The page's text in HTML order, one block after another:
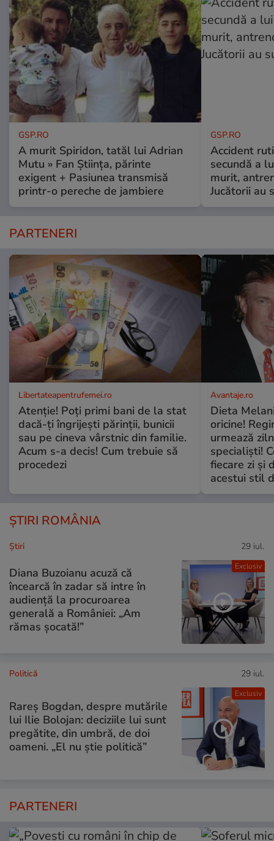
GSP.RO
A murit Spiridon, tatăl lui Adrian
Mutu » Fan Știința, părinte
exigent + Pasiunea transmisă
printr-o pereche de jambiere
GSP.RO
Accident
secundă a
murit,
Jucătorii au
PARTENERI
Libertateapentrufemei.ro
Atenție! Poți primi bani de la stat
dacă-ți îngrijești părinții, bunicii
sau pe cineva vârstnic din familie.
Acum s-a decis! Cum trebuie să
procedezi
Avantaje.ro
Dieta
oricine!
urmează
specialiști!
fiecare zi și
acestui stil
ȘTIRI ROMÂNIA
Exclusiv
Ştiri 29 iul.
Diana Buzoianu acuză că
încearcă în zadar să intre în
audiență la procuroarea
generală a României: „Am
rămas șocată!”
Exclusiv
Politică 29 iul.
Rareș Bogdan, despre mutările
lui Ilie Bolojan: deciziile lui sunt
pregătite, din umbră, de doi
oameni. „El nu știe politică”
PARTENERI